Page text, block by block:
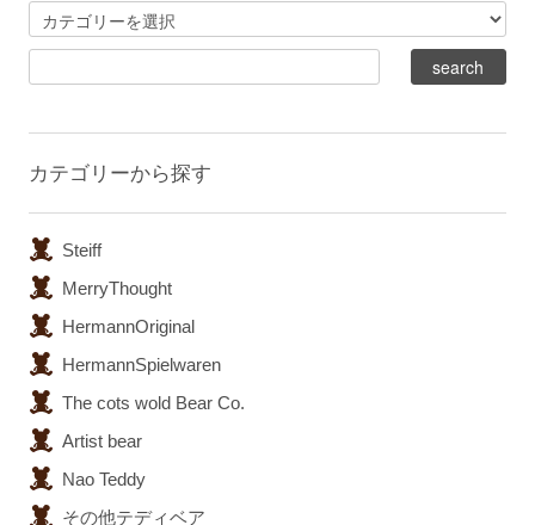
カテゴリーから探す
Steiff
MerryThought
HermannOriginal
HermannSpielwaren
The cots wold Bear Co.
Artist bear
Nao Teddy
その他テディベア